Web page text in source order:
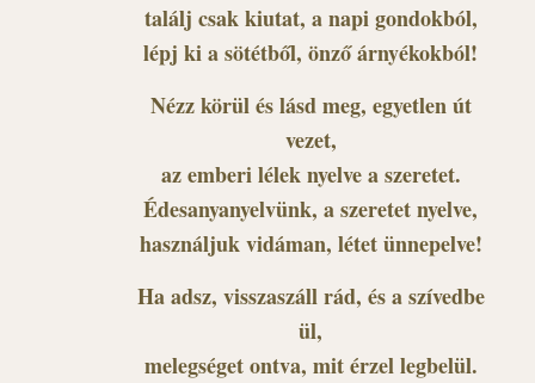
találj csak kiutat, a napi gondokból,
lépj ki a sötétből, önző árnyékokból!
Nézz körül és lásd meg, egyetlen út
vezet,
az emberi lélek nyelve a szeretet.
Édesanyanyelvünk, a szeretet nyelve,
használjuk vidáman, létet ünnepelve!
Ha adsz, visszaszáll rád, és a szívedbe
ül,
melegséget ontva, mit érzel legbelül.